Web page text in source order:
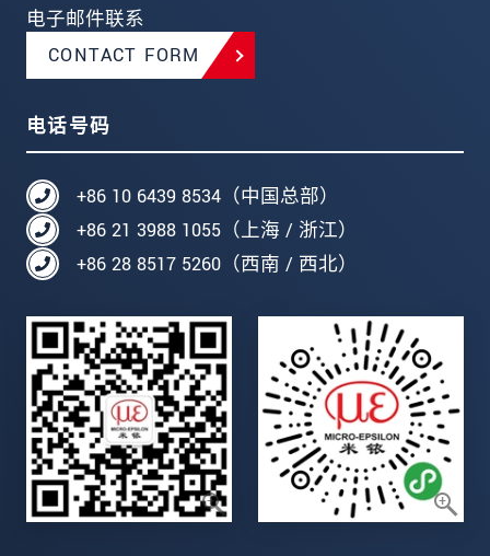
电子邮件联系
CONTACT FORM
电话号码
+86 10 6439 8534（中国总部）
+86 21 3988 1055（上海 / 浙江）
+86 28 8517 5260（西南 / 西北）